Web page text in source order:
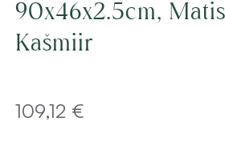
90x46x2.5cm,
Kašmiir
109,12 €